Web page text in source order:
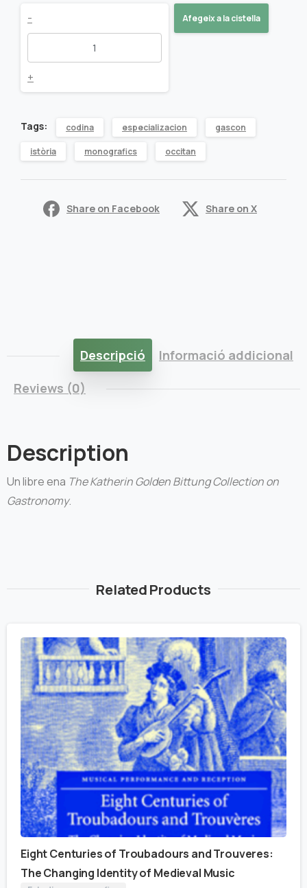
Le
gascon
quantity
-
+
Afegeix a la cistella
Tags: codina especializacion gascon
istòria monografics occitan
Share on Facebook Share on X
Descripció
Informació addicional
Reviews (0)
Description
Un libre ena The Katherin Golden Bittung Collection on
Gastronomy.
Related Products
Eight Centuries of Troubadours and Trouveres:
The Changing Identity of Medieval Music